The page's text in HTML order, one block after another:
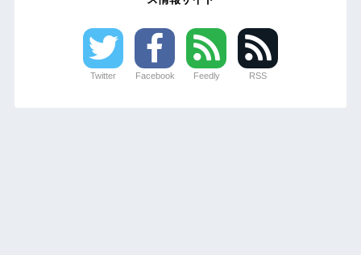
Twitter Facebook Feedly RSS